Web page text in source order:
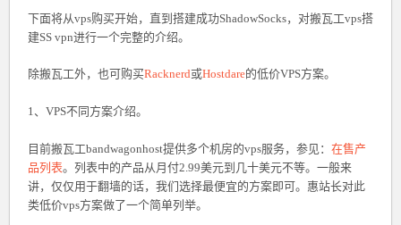
下面将从vps购买开始，直到搭建成功ShadowSocks，对搬瓦工vps搭
建SS vpn进行一个完整的介绍。
除搬瓦工外，也可购买Racknerd或Hostdare的低价VPS方案。
1、VPS不同方案介绍。
目前搬瓦工bandwagonhost提供多个机房的vps服务，参见： 在售产
品列表。列表中的产品从月付2.99美元到几十美元不等。一般来
讲，仅仅用于翻墙的话，我们选择最便宜的方案即可。惠站长对此
类低价vps方案做了一个简单列举。